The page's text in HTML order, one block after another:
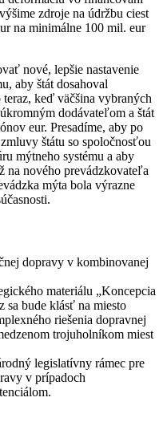
zdroje na údržbu ciest
na minimálne 100 mil. eur
nové, lepšie nastavenie
aby štát dosahoval
keď väčšina vybraných
dodávateľom a štát
eur. Presadíme, aby po
štátu so spoločnosťou
mýtneho systému a aby
na nového prevádzkovateľa
mýta bola výrazne
dopravy v kombinovanej
materiálu „Koncepcia
sa bude klásť na miesto
riešenia dopravnej
trojuholníkom miest
legislatívny rámec pre
v prípadoch